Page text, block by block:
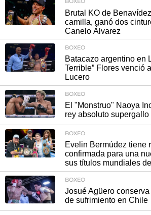
Brutal KO de
camilla, ganó dos
Canelo Álvarez
BOXEO
Batacazo argentino en
Terrible” Flores venció
Lucero
BOXEO
El "Monstruo" Naoya
rey absoluto supergallo
BOXEO
Evelin Bermúdez tiene
confirmada para una
sus títulos mundiales
BOXEO
Josué Agüero
de sufrimiento en Chile